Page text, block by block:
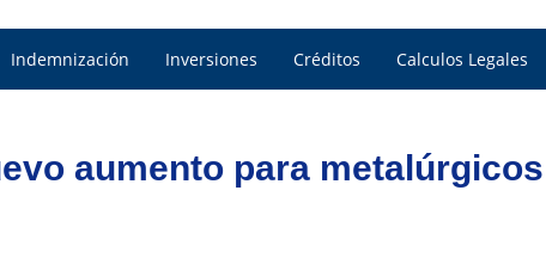
Indemnización Inversiones Créditos Calculos Legales
aumento para metalúrgicos